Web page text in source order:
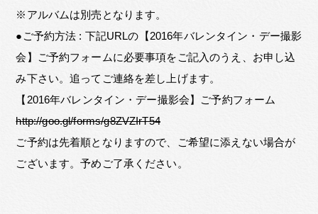
※アルバムは別売となります。
●ご予約方法 : 下記URLの【2016年バレンタイン・デー撮影
会】ご予約フォームに必要事項をご記入のうえ、お申し込
み下さい。追ってご連絡を差し上げます。
【2016年バレンタイン・デー撮影会】ご予約フォーム
http://goo.gl/forms/g8ZVZIrT54
ご予約は先着順となりますので、ご希望に添えない場合が
ございます。予めご了承ください。